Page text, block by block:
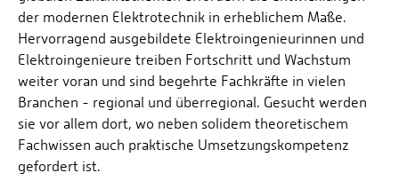
der modernen Elektrotechnik in erheblichem Maße.
Hervorragend ausgebildete Elektroingenieurinnen und
Elektroingenieure treiben Fortschritt und Wachstum
weiter voran und sind begehrte Fachkräfte in vielen
Branchen - regional und überregional. Gesucht werden
sie vor allem dort, wo neben solidem theoretischem
Fachwissen auch praktische Umsetzungskompetenz
gefordert ist.